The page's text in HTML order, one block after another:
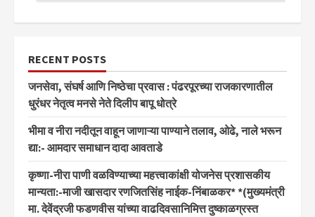
RECENT POSTS
जनसेवा, संघर्ष आणि निष्ठेचा प्रवास : पंढरपूरच्या राजकारणातील
धुरंधर नेतृत्व मनसे नेते दिलीप बापू धोत्रे
भीमा व नीरा नदीतून वाहून जाणाऱ्या पाण्याने तलाव, ओढे, नाले भरून
द्या:- आमदार समाधान दादा आवताडे
कृष्णा-नीरा पाणी वळविण्याच्या महत्त्वाकांक्षी योजनेस प्रशासकीय
मान्यता:-माजी खासदार रणजितसिंह नाईक-निंबाळकर* *(मुख्यमंत्री
मा. देवेंद्रजी फडणवीस यांच्या वाढदिवसानिमित्त दुष्काळग्रस्त